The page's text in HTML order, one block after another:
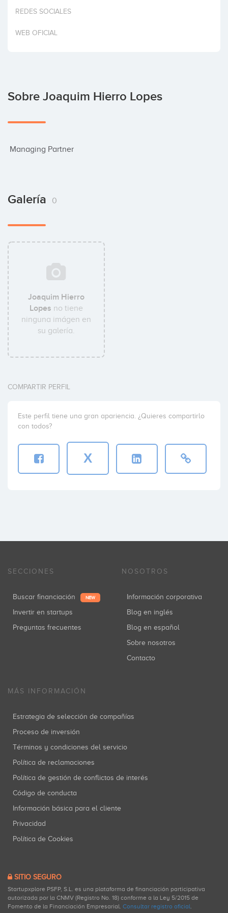
Invertir
REDES SOCIALES
WEB OFICIAL
Sobre Joaquim Hierro Lopes
Managing Partner
Galería 0
Joaquim Hierro
Lopes no tiene
ninguna imágen en
su galería.
COMPARTIR PERFIL
Este perfil tiene una gran apariencia. ¿Quieres compartirlo
con todos?
X
SECCIONES
Buscar financiación NEW
Invertir en startups
Preguntas frecuentes
NOSOTROS
Información corporativa
Blog en inglés
Blog en español
Sobre nosotros
Contacto
MÁS INFORMACIÓN
Estrategia de selección de compañías
Proceso de inversión
Términos y condiciones del servicio
Política de reclamaciones
Política de gestión de conflictos de interés
Código de conducta
Información básica para el cliente
Privacidad
Política de Cookies
SITIO SEGURO
Startupxplore PSFP, S.L. es una plataforma de financiación participativa
autorizada por la CNMV (Registro No. 18) conforme a la Ley 5/2015 de
Fomento de la Financiación Empresarial. Consultar registro oficial.